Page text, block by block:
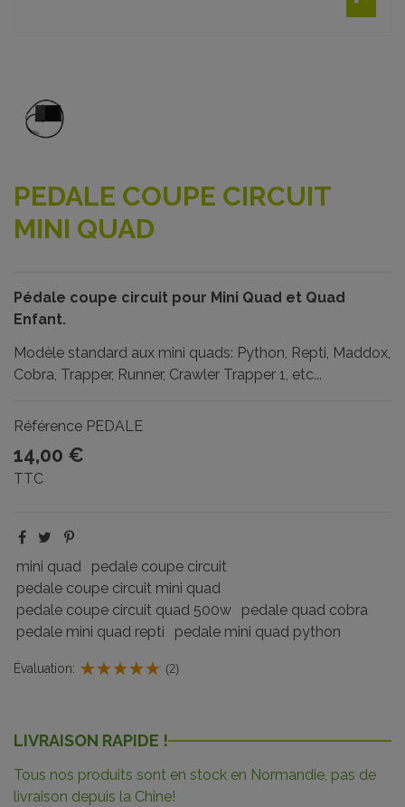
PEDALE COUPE CIRCUIT
MINI QUAD
Pédale coupe circuit pour Mini Quad et Quad
Enfant.
Modèle standard aux mini quads: Python, Repti, Maddox,
Cobra, Trapper, Runner, Crawler Trapper 1, etc...
Référence PEDALE
14,00 €
TTC
mini quad
pedale coupe circuit
pedale coupe circuit mini quad
pedale coupe circuit quad 500w
pedale quad cobra
pedale mini quad repti
pedale mini quad python
Évaluation: (2)
LIVRAISON RAPIDE !
Tous nos produits sont en stock en Normandie, pas de
livraison depuis la Chine!